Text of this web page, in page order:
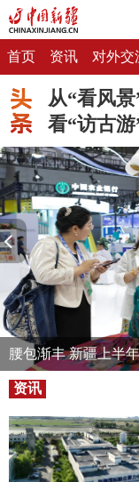
首页 资讯 对外交
从“看风
看“访古
腰包渐丰 新疆上半
资讯